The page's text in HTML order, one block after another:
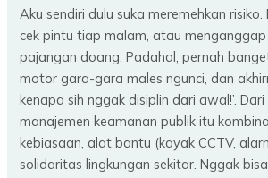
Aku sendiri dulu suka meremehkan risiko.
cek pintu tiap malam, atau menganggap
pajangan doang. Padahal, pernah
motor gara-gara males ngunci, dan
kenapa sih nggak disiplin dari awal!’.
manajemen keamanan publik itu
kebiasaan, alat bantu (kayak CCTV,
solidaritas lingkungan sekitar. Nggak